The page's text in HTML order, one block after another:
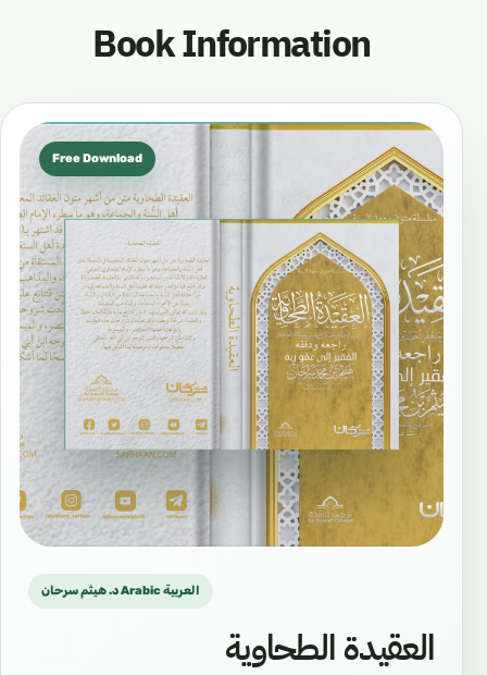
Book Information
Free Download
د. هيثم سرحان Arabic العربية
العقيدة الطحاوية